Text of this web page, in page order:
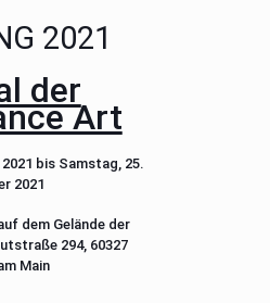
2021
der
Art
bis Samstag, 25.
2021
dem Gelände der
294, 60327
Main